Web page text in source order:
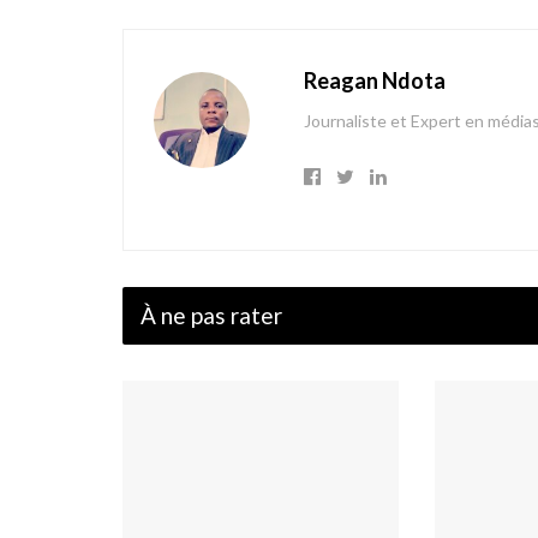
Reagan Ndota
Journaliste et Expert en
À ne pas rater